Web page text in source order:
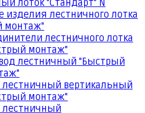
лоток "Стандарт" N
изделия лестничного лотка
монтаж"
лестничного лотка
монтаж"
лестничный "Быстрый
лестничный вертикальный
монтаж"
лестничный